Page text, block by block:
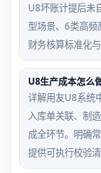
U8坏账计提后未
型场景、6类高
财务核算标准化
U8生产成本怎么
详解用友U8系统
入库单关联、制
成全环节。明确
提供可执行校验